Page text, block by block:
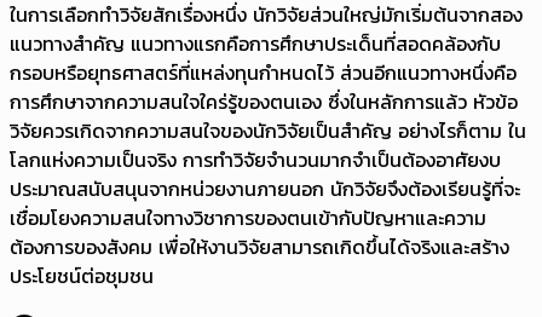
ในการเลือกทำวิจัยสักเรื่องหนึ่ง นักวิจัยส่วนใหญ่มักเริ่มต้นจากสอง
แนวทางสำคัญ แนวทางแรกคือการศึกษาประเด็นที่สอดคล้องกับ
กรอบหรือยุทธศาสตร์ที่แหล่งทุนกำหนดไว้ ส่วนอีกแนวทางหนึ่งคือ
การศึกษาจากความสนใจใคร่รู้ของตนเอง ซึ่งในหลักการแล้ว หัวข้อ
วิจัยควรเกิดจากความสนใจของนักวิจัยเป็นสำคัญ อย่างไรก็ตาม ใน
โลกแห่งความเป็นจริง การทำวิจัยจำนวนมากจำเป็นต้องอาศัยงบ
ประมาณสนับสนุนจากหน่วยงานภายนอก นักวิจัยจึงต้องเรียนรู้ที่จะ
เชื่อมโยงความสนใจทางวิชาการของตนเข้ากับปัญหาและความ
ต้องการของสังคม เพื่อให้งานวิจัยสามารถเกิดขึ้นได้จริงและสร้าง
ประโยชน์ต่อชุมชน